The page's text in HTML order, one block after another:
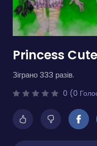
Princess
Зіграно 333 разів.
0 (0